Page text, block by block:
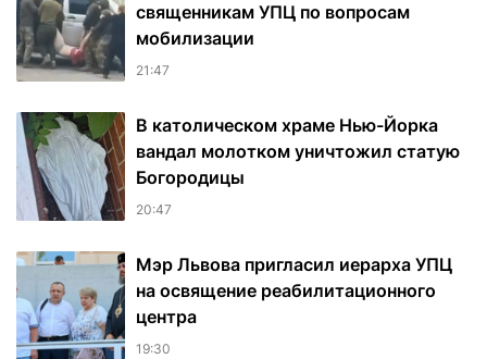
священникам УПЦ по вопросам
мобилизации
21:47
В католическом храме Нью-Йорка
вандал молотком уничтожил статую
Богородицы
20:47
Мэр Львова пригласил иерарха УПЦ
на освящение реабилитационного
центра
19:30